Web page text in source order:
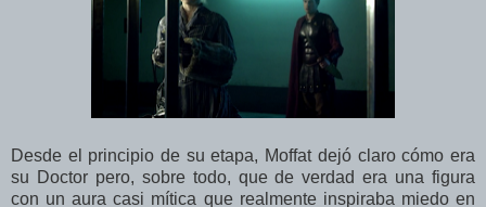
Desde el principio de su etapa, Moffat dejó claro cómo era
su Doctor pero, sobre todo, que de verdad era una figura
con un aura casi mítica que realmente inspiraba miedo en